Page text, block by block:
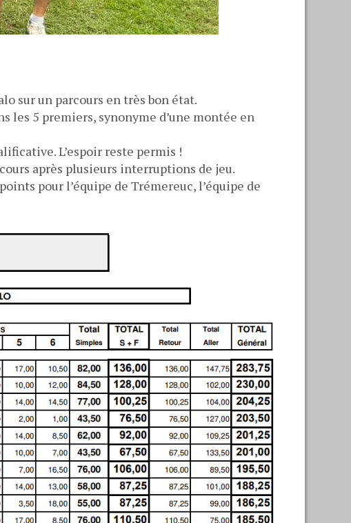
sur un parcours en très bon état.
les 5 premiers, synonyme d’une montée en
L’espoir reste permis !
après plusieurs interruptions de jeu.
pour l’équipe de Trémereuc, l’équipe de